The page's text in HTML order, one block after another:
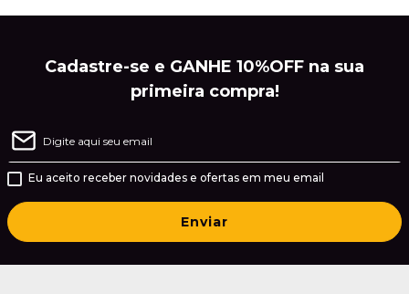
Cadastre-se e GANHE 10%OFF na sua
primeira compra!
Eu aceito receber novidades e ofertas em meu email
Enviar